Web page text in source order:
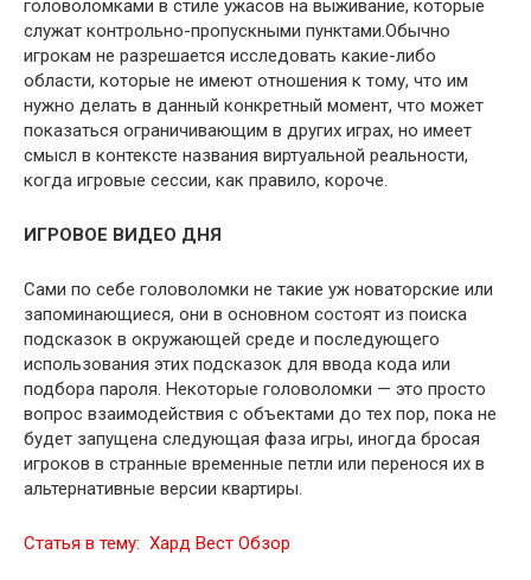
головоломками в стиле ужасов на выживание, которые
служат контрольно-пропускными пунктами.Обычно
игрокам не разрешается исследовать какие-либо
области, которые не имеют отношения к тому, что им
нужно делать в данный конкретный момент, что может
показаться ограничивающим в других играх, но имеет
смысл в контексте названия виртуальной реальности,
когда игровые сессии, как правило, короче.
ИГРОВОЕ ВИДЕО ДНЯ
Сами по себе головоломки не такие уж новаторские или
запоминающиеся, они в основном состоят из поиска
подсказок в окружающей среде и последующего
использования этих подсказок для ввода кода или
подбора пароля. Некоторые головоломки — это просто
вопрос взаимодействия с объектами до тех пор, пока не
будет запущена следующая фаза игры, иногда бросая
игроков в странные временные петли или перенося их в
альтернативные версии квартиры.
Статья в тему: Хард Вест Обзор